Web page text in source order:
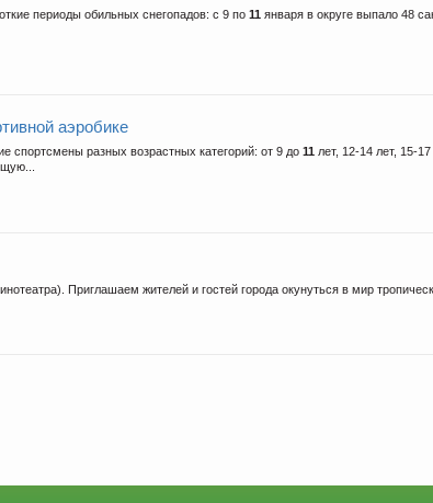
периоды обильных снегопадов: с 9 по 11 января в округе выпало 48
аэробике
спортсмены разных возрастных категорий: от 9 до 11 лет, 12-14 лет, 15-
Приглашаем жителей и гостей города окунуться в мир